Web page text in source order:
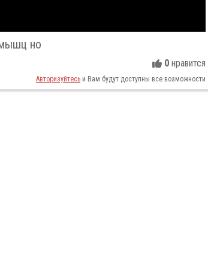
но
0 нравится
Авторизуйтесь и Вам будут доступны все возможности